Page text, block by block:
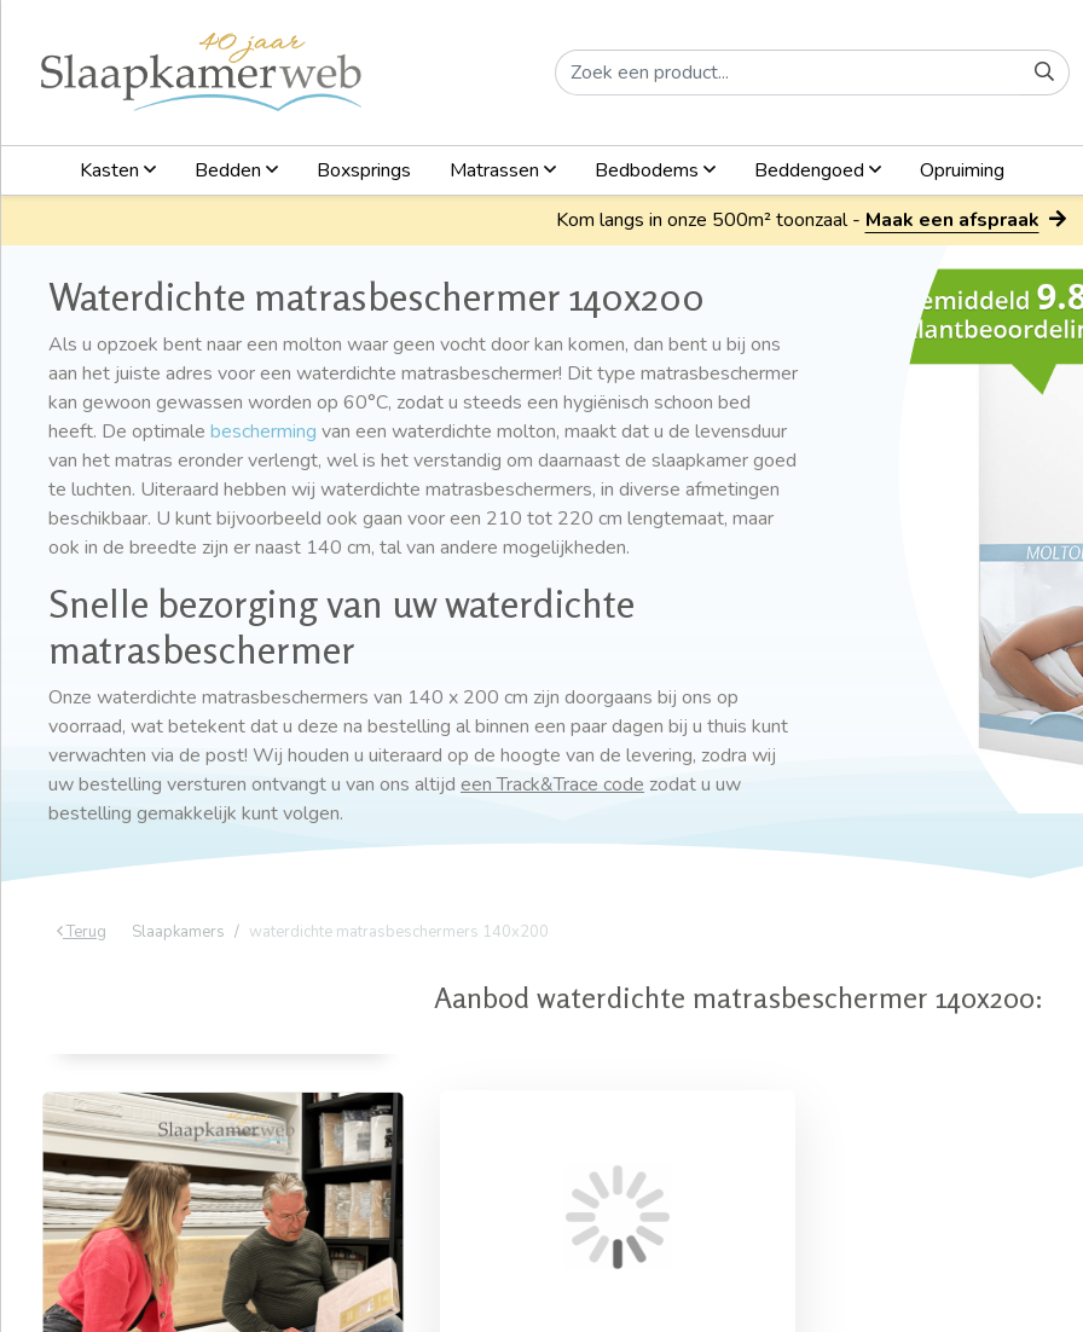
Kasten Bedden Boxsprings Matrassen Bedbodems Beddengoed
Opruiming
Kom langs in onze 500m² toonzaal - Maak een afspraak
Waterdichte matrasbeschermer 140x200
Als u opzoek bent naar een molton waar geen vocht door kan komen, dan bent u bij ons
aan het juiste adres voor een waterdichte matrasbeschermer! Dit type matrasbeschermer
kan gewoon gewassen worden op 60°C, zodat u steeds een hygiënisch schoon bed
heeft. De optimale bescherming van een waterdichte molton, maakt dat u de levensduur
van het matras eronder verlengt, wel is het verstandig om daarnaast de slaapkamer goed
te luchten. Uiteraard hebben wij waterdichte matrasbeschermers, in diverse afmetingen
beschikbaar. U kunt bijvoorbeeld ook gaan voor een 210 tot 220 cm lengtemaat, maar
ook in de breedte zijn er naast 140 cm, tal van andere mogelijkheden.
Snelle bezorging van uw waterdichte
matrasbeschermer
Onze waterdichte matrasbeschermers van 140 x 200 cm zijn doorgaans bij ons op
voorraad, wat betekent dat u deze na bestelling al binnen een paar dagen bij u thuis kunt
verwachten via de post! Wij houden u uiteraard op de hoogte van de levering, zodra wij
uw bestelling versturen ontvangt u van ons altijd een Track&Trace code zodat u uw
bestelling gemakkelijk kunt volgen.
Terug Slaapkamers waterdichte matrasbeschermers 140x200
Aanbod waterdichte matrasbeschermer 140x200: